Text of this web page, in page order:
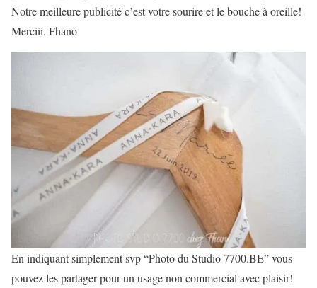
Notre meilleure publicité c’est votre sourire et le bouche à oreille!
Merciii. Fhano
En indiquant simplement svp “Photo du Studio 7700.BE” vous
pouvez les partager pour un usage non commercial avec plaisir!